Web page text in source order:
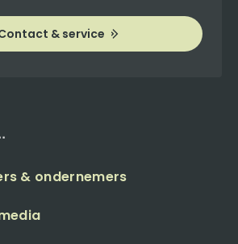
& service
& ondernemers